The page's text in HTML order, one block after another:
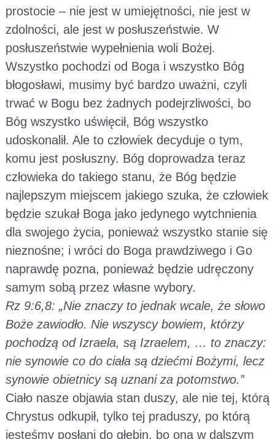
prostocie – nie jest w umiejętności, nie jest w
zdolności, ale jest w posłuszeństwie. W
posłuszeństwie wypełnienia woli Bożej.
Wszystko pochodzi od Boga i wszystko Bóg
błogosławi, musimy być bardzo uważni, czyli
trwać w Bogu bez żadnych podejrzliwości, bo
Bóg wszystko uświęcił, Bóg wszystko
udoskonalił. Ale to człowiek decyduje o tym,
komu jest posłuszny. Bóg doprowadza teraz
człowieka do takiego stanu, że Bóg będzie
najlepszym miejscem jakiego szuka, że człowiek
będzie szukał Boga jako jedynego wytchnienia
dla swojego życia, ponieważ wszystko stanie się
nieznośne; i wróci do Boga prawdziwego i Go
naprawdę pozna, ponieważ będzie udręczony
samym sobą przez własne wybory.
Rz 9:6,8: „Nie znaczy to jednak wcale, że słowo
Boże zawiodło. Nie wszyscy bowiem, którzy
pochodzą od Izraela, są Izraelem, … to znaczy:
nie synowie co do ciała są dziećmi Bożymi, lecz
synowie obietnicy są uznani za potomstwo.”
Ciało nasze objawia stan duszy, ale nie tej, którą
Chrystus odkupił, tylko tej praduszy, po którą
jesteśmy posłani do głębin, bo ona w dalszym